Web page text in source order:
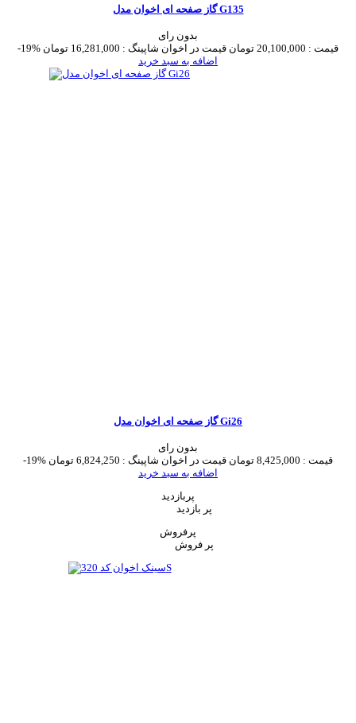
گاز صفحه ای اخوان مدل G135
بدون رای
-19%
قیمت : 20,100,000 تومان قیمت در اخوان شاپینگ : 16,281,000 تومان
اضافه به سبد خرید
گاز صفحه ای اخوان مدل Gi26
بدون رای
-19%
قیمت : 8,425,000 تومان قیمت در اخوان شاپینگ : 6,824,250 تومان
اضافه به سبد خرید
پربازدید
پر بازدید
پرفروش